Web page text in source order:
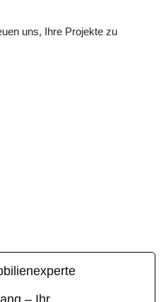
uns, Ihre Projekte zu
– Ihr